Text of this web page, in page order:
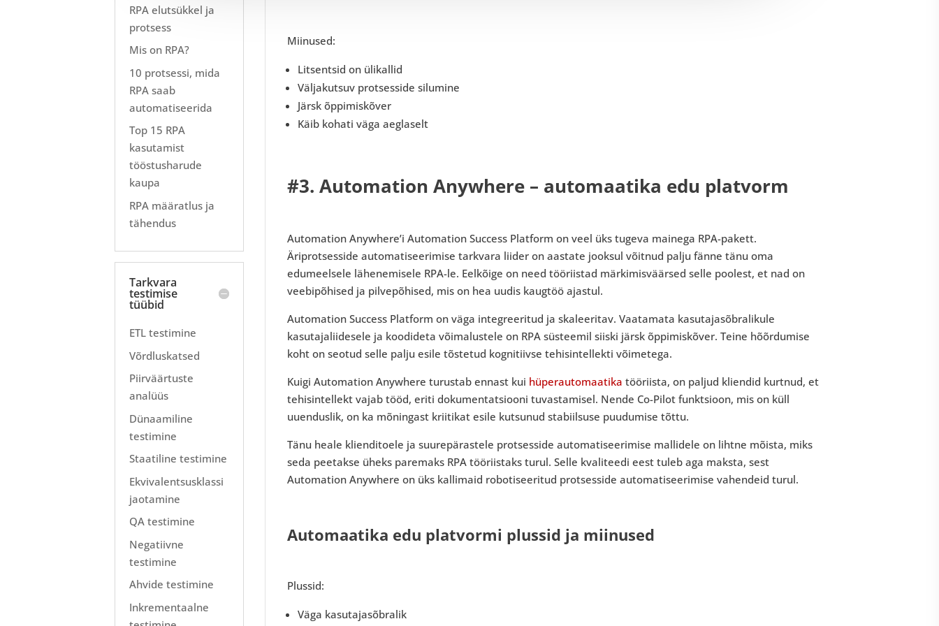
Miinused:
Litsentsid on ülikallid
Väljakutsuv protsesside silumine
Järsk õppimiskõver
Käib kohati väga aeglaselt
#3. Automation Anywhere – automaatika edu platvorm
Automation Anywhere’i Automation Success Platform on veel üks tugeva mainega RPA-pakett.
Äriprotsesside automatiseerimise tarkvara liider on aastate jooksul võitnud palju fänne tänu oma
edumeelsele lähenemisele RPA-le. Eelkõige on need tööriistad märkimisväärsed selle poolest, et nad on
veebipõhised ja pilvepõhised, mis on hea uudis kaugtöö ajastul.
Automation Success Platform on väga integreeritud ja skaleeritav. Vaatamata kasutajasõbralikule
kasutajaliidesele ja koodideta võimalustele on RPA süsteemil siiski järsk õppimiskõver. Teine hõõrdumise
koht on seotud selle palju esile tõstetud kognitiivse tehisintellekti võimetega.
Kuigi Automation Anywhere turustab ennast kui hüperautomaatika tööriista, on paljud kliendid kurtnud, et
tehisintellekt vajab tööd, eriti dokumentatsiooni tuvastamisel. Nende Co-Pilot funktsioon, mis on küll
uuenduslik, on ka mõningast kriitikat esile kutsunud stabiilsuse puudumise tõttu.
Tänu heale klienditoele ja suurepärastele protsesside automatiseerimise mallidele on lihtne mõista, miks
seda peetakse üheks paremaks RPA tööriistaks turul. Selle kvaliteedi eest tuleb aga maksta, sest
Automation Anywhere on üks kallimaid robotiseeritud protsesside automatiseerimise vahendeid turul.
Automaatika edu platvormi plussid ja miinused
Plussid:
Väga kasutajasõbralik
RPA elutsükkel ja
protsess
Mis on RPA?
10 protsessi, mida
RPA saab
automatiseerida
Top 15 RPA
kasutamist
tööstusharude
kaupa
RPA määratlus ja
tähendus
Tarkvara
testimise
tüübid
ETL testimine
Võrdluskatsed
Piirväärtuste
analüüs
Dünaamiline
testimine
Staatiline testimine
Ekvivalentsusklassi
jaotamine
QA testimine
Negatiivne
testimine
Ahvide testimine
Inkrementaalne